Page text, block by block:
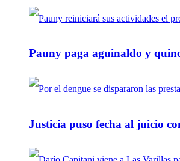
Pauny paga aguinaldo y
Justicia puso fecha al juicio